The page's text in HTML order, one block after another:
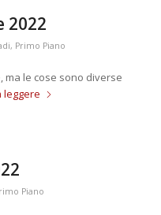
2022
, Primo Piano
ma le cose sono diverse
leggere
Piano